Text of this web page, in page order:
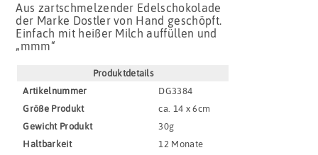
Aus zartschmelzender Edelschokolade
der Marke Dostler von Hand geschöpft.
Einfach mit heißer Milch auffüllen und
„mmm“
Produktdetails
Artikel­nummer
DG3384
Größe Produkt
ca. 14 x 6cm
Gewicht Produkt
30g
Haltbar­keit
12 Monate